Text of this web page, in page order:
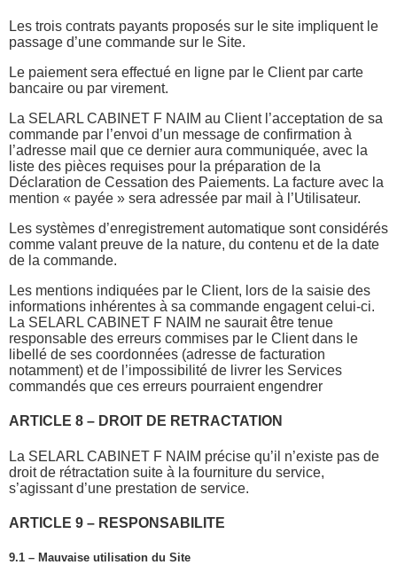
Les trois contrats payants proposés sur le site impliquent le
passage d’une commande sur le Site.
Le paiement sera effectué en ligne par le Client par carte
bancaire ou par virement.
La SELARL CABINET F NAIM au Client l’acceptation de sa
commande par l’envoi d’un message de confirmation à
l’adresse mail que ce dernier aura communiquée, avec la
liste des pièces requises pour la préparation de la
Déclaration de Cessation des Paiements. La facture avec la
mention « payée » sera adressée par mail à l’Utilisateur.
Les systèmes d’enregistrement automatique sont considérés
comme valant preuve de la nature, du contenu et de la date
de la commande.
Les mentions indiquées par le Client, lors de la saisie des
informations inhérentes à sa commande engagent celui-ci.
La SELARL CABINET F NAIM ne saurait être tenue
responsable des erreurs commises par le Client dans le
libellé de ses coordonnées (adresse de facturation
notamment) et de l’impossibilité de livrer les Services
commandés que ces erreurs pourraient engendrer
ARTICLE 8 – DROIT DE RETRACTATION
La SELARL CABINET F NAIM précise qu’il n’existe pas de
droit de rétractation suite à la fourniture du service,
s’agissant d’une prestation de service.
ARTICLE 9 – RESPONSABILITE
9.1 – Mauvaise utilisation du Site